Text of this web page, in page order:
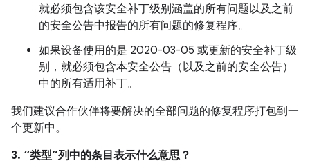
就必须包含该安全补丁级别涵盖的所有问题以及之前
的安全公告中报告的所有问题的修复程序。
如果设备使用的是 2020-03-05 或更新的安全补丁级
别，就必须包含本安全公告（以及之前的安全公告）
中的所有适用补丁。
我们建议合作伙伴将要解决的全部问题的修复程序打包到一
个更新中。
3. “类型”列中的条目表示什么意思？